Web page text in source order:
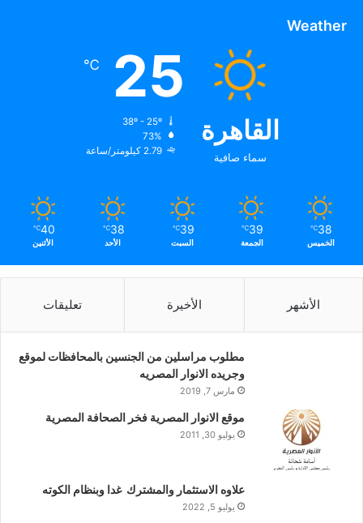
Weather
القاهرة
سماء صافية
25
℃
73%
2.79 كيلومتر/ساعة
38
℃
الخميس
39
℃
الجمعة
39
℃
السبت
38
℃
الأحد
40
℃
الأثنين
الأشهر الأخيرة تعليقات
مطلوب مراسلين من الجنسين بالمحافظات لموقع
وجريده الانوار المصريه
مارس 7, 2019
موقع الانوار المصرية فخر الصحافة المصرية
يوليو 30, 2011
علاوه الاستثمار والمشترك غدا وبنظام الكوته
يوليو 5, 2022